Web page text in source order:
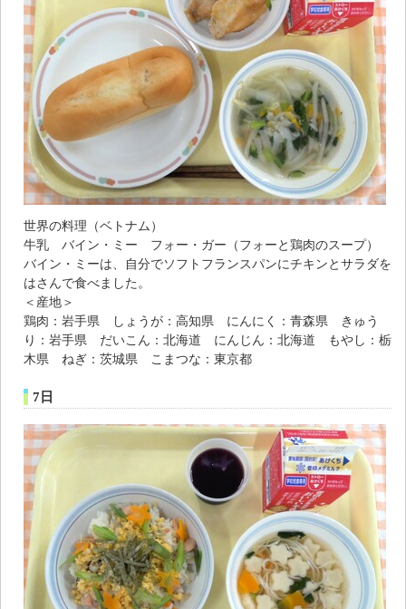
世界の料理（ベトナム）
牛乳 バイン・ミー フォー・ガー（フォーと鶏肉のスープ）
バイン・ミーは、自分でソフトフランスパンにチキンとサラダを
はさんで食べました。
＜産地＞
鶏肉：岩手県 しょうが：高知県 にんにく：青森県 きゅう
り：岩手県 だいこん：北海道 にんじん：北海道 もやし：栃
木県 ねぎ：茨城県 こまつな：東京都
7日